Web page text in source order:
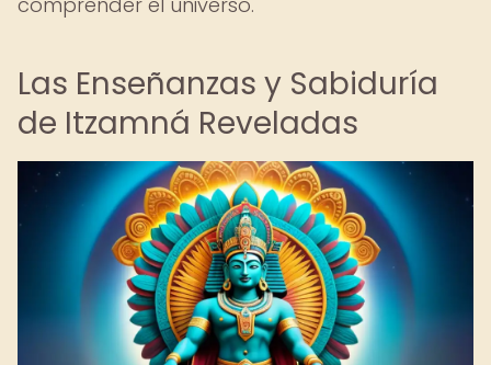
Las Enseñanzas y Sabiduría
de Itzamná Reveladas